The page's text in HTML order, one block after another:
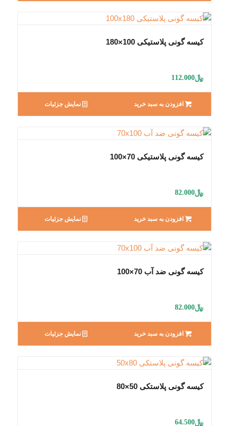
کیسه گونی پلاستیکی 100×180
﷼112.000
افزودن به سبد خرید نمایش جزئیات
کیسه گونی پلاستیکی 70×100
﷼82.000
افزودن به سبد خرید نمایش جزئیات
کیسه گونی ضد آب 70×100
﷼82.000
افزودن به سبد خرید نمایش جزئیات
کیسه گونی پلاستکی 50×80
﷼64.500